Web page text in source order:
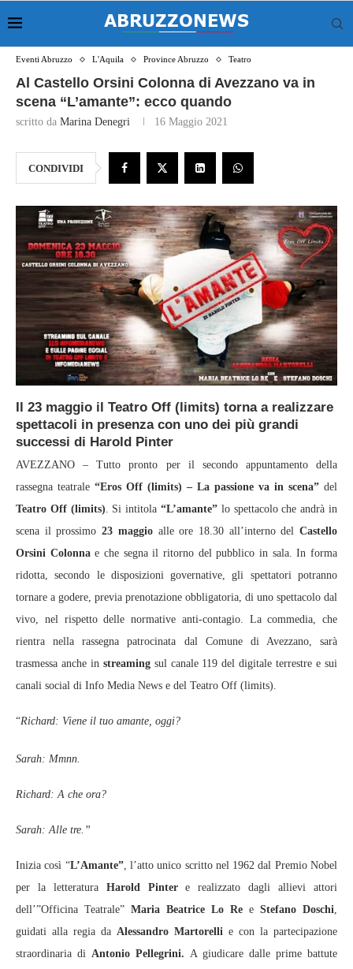
Eventi Abruzzo L'Aquila Province Abruzzo Teatro
Al Castello Orsini Colonna di Avezzano va in
scena “L’amante”: ecco quando
scritto da Marina Denegri 16 Maggio 2021
CONDIVIDI
Il 23 maggio il Teatro Off (limits) torna a realizzare
spettacoli in presenza con uno dei più grandi
successi di Harold Pinter
AVEZZANO – Tutto pronto per il secondo appuntamento della
rassegna teatrale “Eros Off (limits) – La passione va in scena” del
Teatro Off (limits). Si intitola“L’amante” lo spettacolo che andrà in
scena il prossimo23 maggioalle ore 18.30 all’interno delCastello
Orsini Colonnae che segna il ritorno del pubblico in sala. In forma
ridotta, secondo le disposizioni governative, gli spettatori potranno
tornare a godere, previa prenotazione obbligatoria, di uno spettacolo dal
vivo, nel rispetto delle normative anti-contagio. La commedia, che
rientra nella rassegna patrocinata dal Comune di Avezzano, sarà
trasmessa anche in streamingsul canale 119 del digitale terrestre e sui
canali social di Info Media News e del Teatro Off (limits).
“Richard: Viene il tuo amante, oggi?
Sarah: Mmnn.
Richard: A che ora?
Sarah: Alle tre.”
Inizia così “L’Amante”, l’atto unico scritto nel 1962 dal Premio Nobel
per la letteratura Harold Pintere realizzato dagli allievi attori
dell’”Officina Teatrale” Maria Beatrice Lo Re e Stefano Doschi,
guidati alla regia da Alessandro Martorelli e con la partecipazione
straordinaria diAntonio Pellegrini. A giudicare dalle prime battute